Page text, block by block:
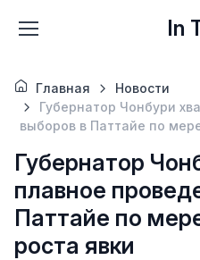
In
Главная
Новости
Губернатор Чонбури
выборов в Паттайе по
Губернатор
плавное
Паттайе по
роста явки